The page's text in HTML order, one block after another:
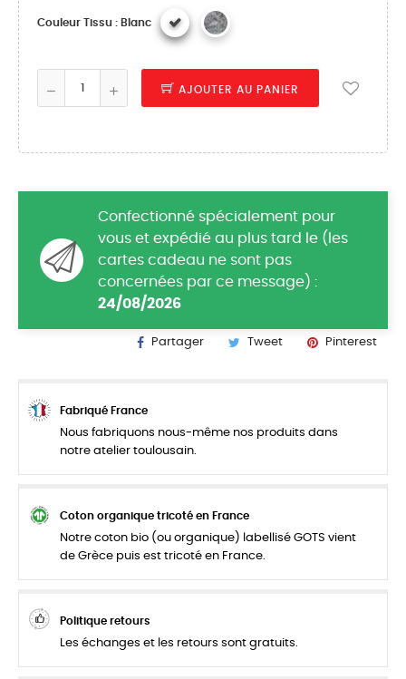
Couleur Tissu : Blanc
AJOUTER AU PANIER
Confectionné spécialement pour
vous et expédié au plus tard le (les
cartes cadeau ne sont pas
concernées par ce message) :
24/08/2026
Partager Tweet Pinterest
Fabriqué France
Nous fabriquons nous-même nos produits dans
notre atelier toulousain.
Coton organique tricoté en France
Notre coton bio (ou organique) labellisé GOTS vient
de Grèce puis est tricoté en France.
Politique retours
Les échanges et les retours sont gratuits.